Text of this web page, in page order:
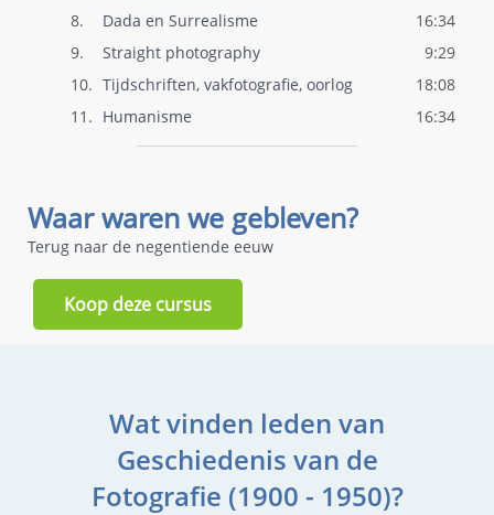
8.
Dada en Surrealisme
16:34
9.
Straight photography
9:29
10. Tijdschriften, vakfotografie, oorlog
18:08
11. Humanisme 16:34
Waar waren we gebleven?
Terug naar de negentiende eeuw
Koop deze cursus
Wat vinden leden van
Geschiedenis van de
Fotografie (1900 - 1950)?